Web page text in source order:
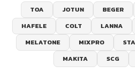
TOA JOTUN BEGER
HAFELE
COLT LANNA
MELATONE
MIXPRO
MAKITA
SCG